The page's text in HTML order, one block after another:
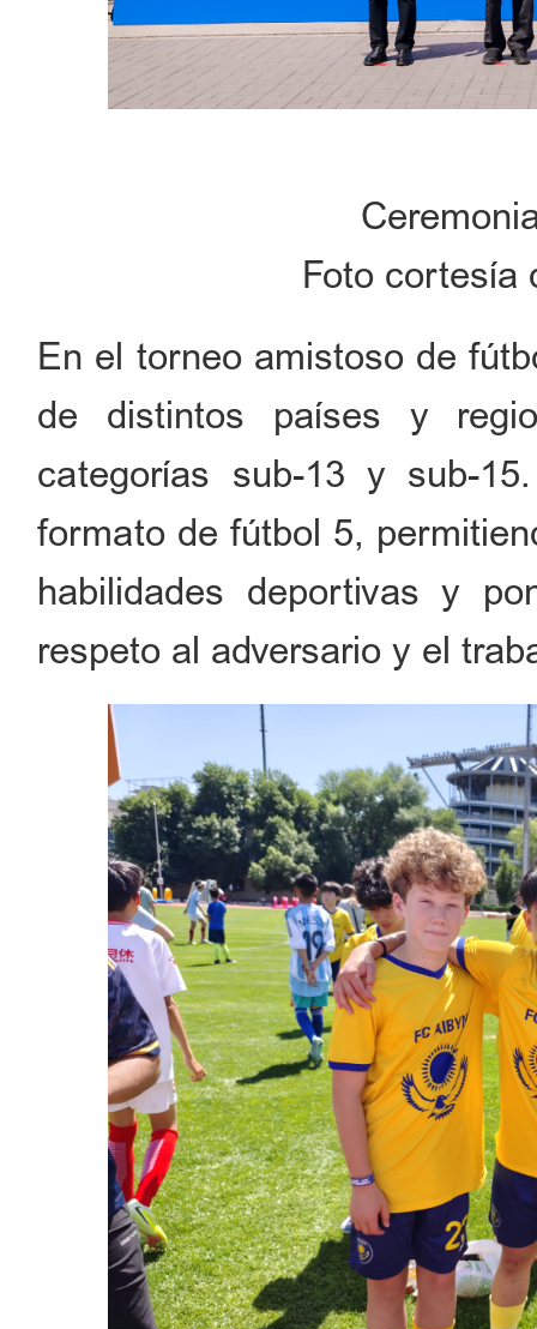
Foto cortesía
En el torneo amistoso de
de distintos países y
categorías sub-13 y sub-
formato de fútbol 5,
habilidades deportivas y
respeto al adversario y el